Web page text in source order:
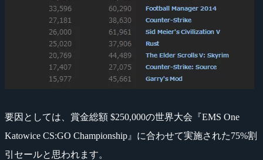
要因としては、賞金総額 $250,000の世界大会『EMS One
Katowice CS:GO Championship』に合わせて実施された75%割
引セールと思われます。